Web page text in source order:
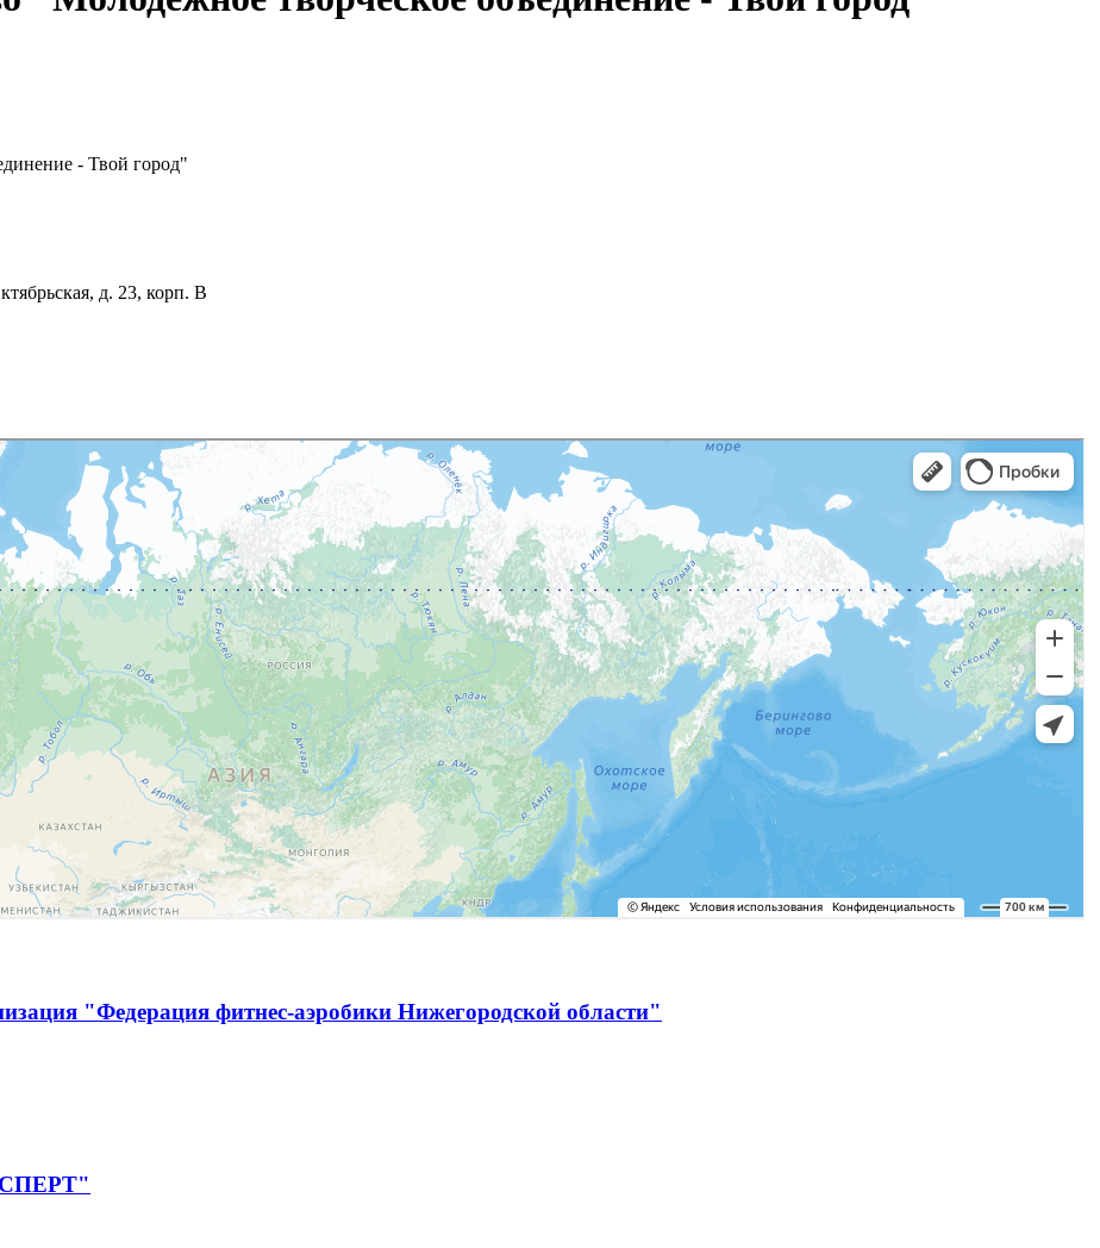
- Твой город"
д. 23, корп. В
"Федерация фитнес-аэробики Нижегородской области"